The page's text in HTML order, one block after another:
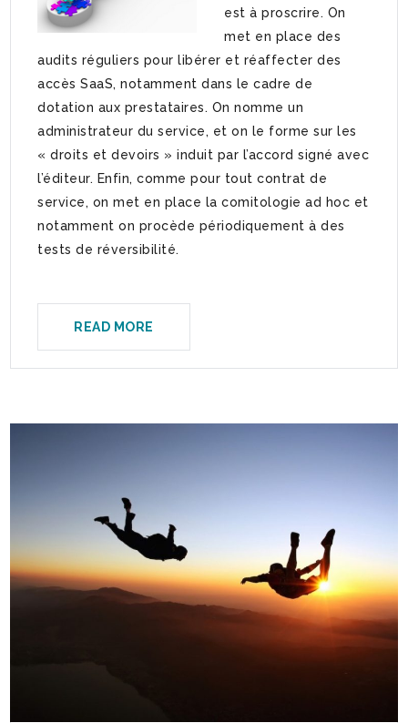
est à proscrire. On
met en place des
audits réguliers pour libérer et réaffecter des
accès SaaS, notamment dans le cadre de
dotation aux prestataires. On nomme un
administrateur du service, et on le forme sur les
« droits et devoirs » induit par l’accord signé avec
l’éditeur. Enfin, comme pour tout contrat de
service, on met en place la comitologie ad hoc et
notamment on procède périodiquement à des
tests de réversibilité.
READ MORE